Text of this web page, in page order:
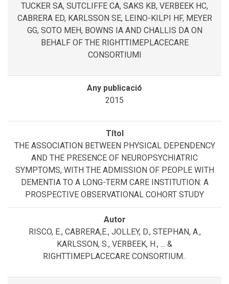
TUCKER SA, SUTCLIFFE CA, SAKS KB, VERBEEK HC,
CABRERA ED, KARLSSON SE, LEINO-KILPI HF, MEYER
GG, SOTO MEH, BOWNS IA AND CHALLIS DA ON
BEHALF OF THE RIGHTTIMEPLACECARE
CONSORTIUMI
2015
THE ASSOCIATION BETWEEN PHYSICAL DEPENDENCY
AND THE PRESENCE OF NEUROPSYCHIATRIC
SYMPTOMS, WITH THE ADMISSION OF PEOPLE WITH
DEMENTIA TO A LONG-TERM CARE INSTITUTION: A
PROSPECTIVE OBSERVATIONAL COHORT STUDY
RISCO, E., CABRERA,E., JOLLEY, D., STEPHAN, A.,
KARLSSON, S., VERBEEK, H., ... &
RIGHTTIMEPLACECARE CONSORTIUM..